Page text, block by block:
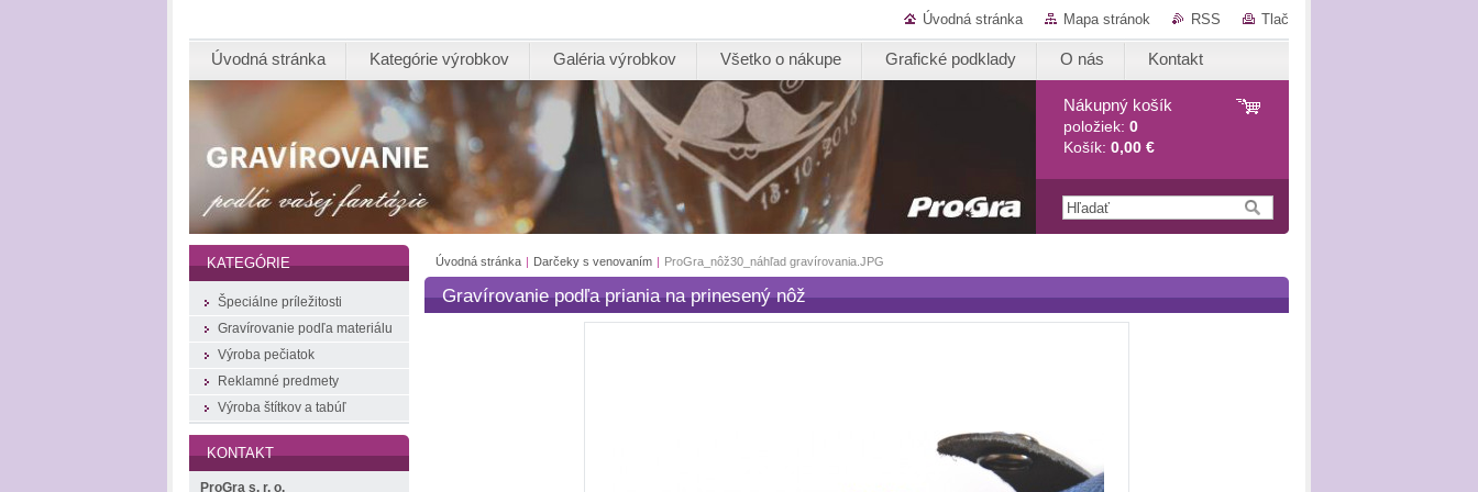
Úvodná stránka Mapa stránok RSS Tlač
Úvodná stránka Kategórie výrobkov Galéria výrobkov Všetko o nákupe Grafické podklady O nás Kontakt
Nákupný košík
položiek: 0
Košík: 0,00 €
Úvodná stránka | Darčeky s venovaním | ProGra_nôž30_náhľad gravírovania.JPG
Gravírovanie podľa priania na prinesený nôž
KATEGÓRIE
Špeciálne príležitosti
Gravírovanie podľa materiálu
Výroba pečiatok
Reklamné predmety
Výroba štítkov a tabúľ
KONTAKT
ProGra s. r. o.